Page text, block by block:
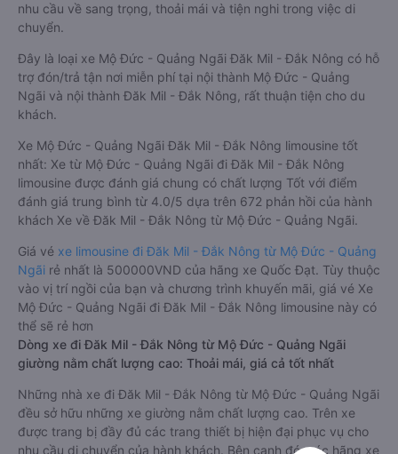
nhu cầu về sang trọng, thoải mái và tiện nghi trong việc di
chuyển.
Đây là loại xe Mộ Đức - Quảng Ngãi Đăk Mil - Đắk Nông có hỗ
trợ đón/trả tận nơi miễn phí tại nội thành Mộ Đức - Quảng
Ngãi và nội thành Đăk Mil - Đắk Nông, rất thuận tiện cho du
khách.
Xe Mộ Đức - Quảng Ngãi Đăk Mil - Đắk Nông limousine tốt
nhất: Xe từ Mộ Đức - Quảng Ngãi đi Đăk Mil - Đắk Nông
limousine được đánh giá chung có chất lượng Tốt với điểm
đánh giá trung bình từ 4.0/5 dựa trên 672 phản hồi của hành
khách Xe về Đăk Mil - Đắk Nông từ Mộ Đức - Quảng Ngãi.
Giá vé xe limousine đi Đăk Mil - Đắk Nông từ Mộ Đức - Quảng
Ngãi rẻ nhất là 500000VND của hãng xe Quốc Đạt. Tùy thuộc
vào vị trí ngồi của bạn và chương trình khuyến mãi, giá vé Xe
Mộ Đức - Quảng Ngãi đi Đăk Mil - Đắk Nông limousine này có
thể sẽ rẻ hơn
Dòng xe đi Đăk Mil - Đắk Nông từ Mộ Đức - Quảng Ngãi
giường nằm chất lượng cao: Thoải mái, giá cả tốt nhất
Những nhà xe đi Đăk Mil - Đắk Nông từ Mộ Đức - Quảng Ngãi
đều sở hữu những xe giường nằm chất lượng cao. Trên xe
được trang bị đầy đủ các trang thiết bị hiện đại phục vụ cho
nhu cầu di chuyển của hành khách. Bên cạnh đó, các hãng xe